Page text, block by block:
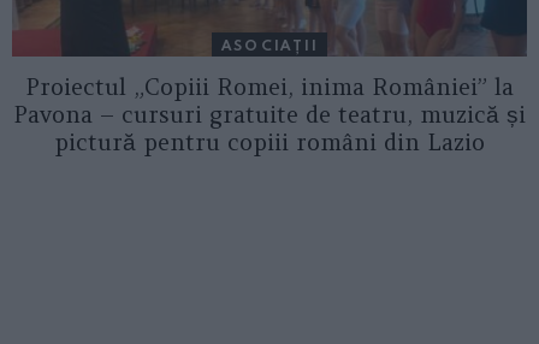
ASOCIAŢII
Proiectul „Copiii Romei, inima României” la
Pavona – cursuri gratuite de teatru, muzică și
pictură pentru copiii români din Lazio